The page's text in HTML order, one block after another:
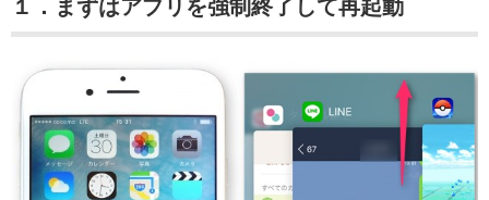
１．まずはアプリを強制終了して再起動